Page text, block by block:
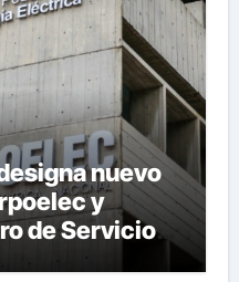
nuevo
y
de Servicios